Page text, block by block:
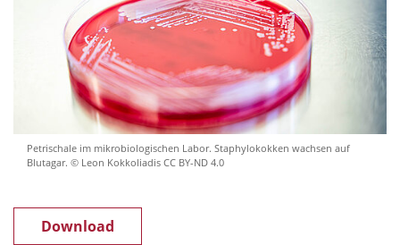
Petrischale im mikrobiologischen Labor. Staphylokokken wachsen auf
Blutagar. © Leon Kokkoliadis CC BY-ND 4.0
Download